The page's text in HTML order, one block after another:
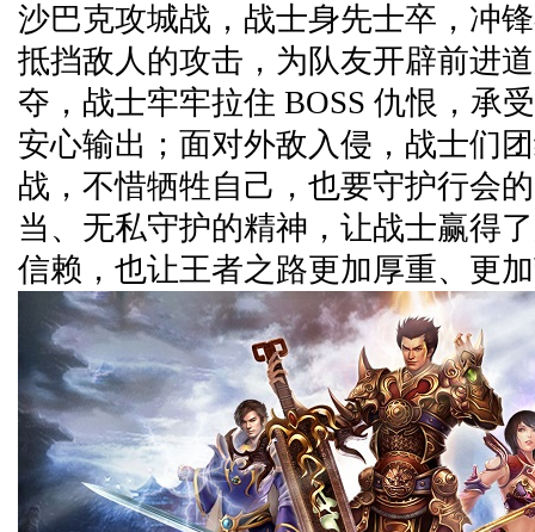
沙巴克攻城战，战士身先士卒，冲
抵挡敌人的攻击，为队友开辟前进
夺，战士牢牢拉住 BOSS 仇恨，承
安心输出；面对外敌入侵，战士们
战，不惜牺牲自己，也要守护行会
当、无私守护的精神，让战士赢得
信赖，也让王者之路更加厚重、更